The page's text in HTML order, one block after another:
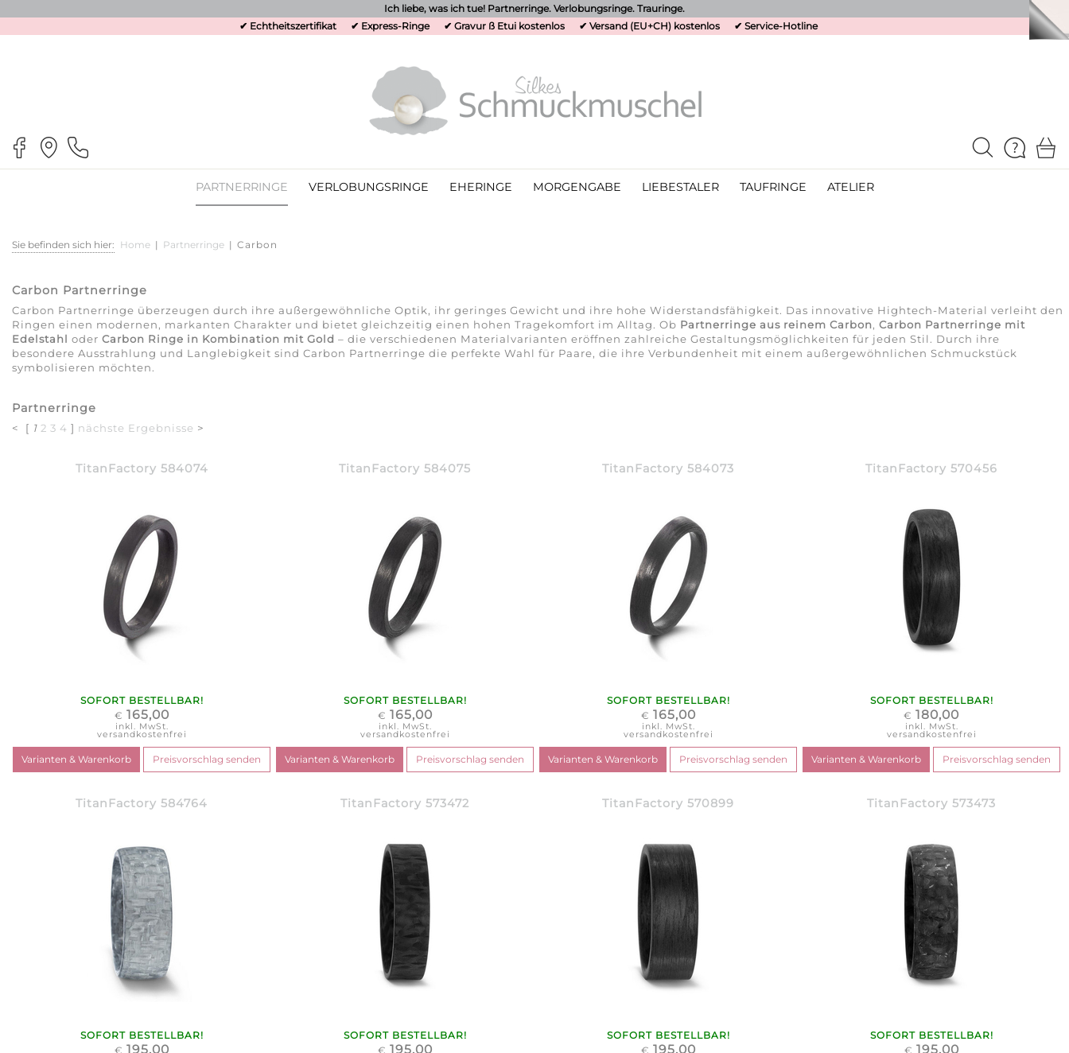
Ich liebe, was ich tue! Partnerringe. Verlobungsringe. Trauringe.
✔ Echtheitszertifikat
✔ Express-Ringe ✔ Gravur ß Etui kostenlos ✔ Versand (EU+CH) kostenlos ✔ Service-Hotline
PARTNERRINGE VERLOBUNGSRINGE EHERINGE MORGENGABE LIEBESTALER TAUFRINGE ATELIER
Sie befinden sich hier: Home | Partnerringe | Carbon
Carbon Partnerringe
Carbon Partnerringe überzeugen durch ihre außergewöhnliche Optik, ihr geringes Gewicht und ihre hohe Widerstandsfähigkeit. Das innovative Hightech-Material verleiht den
Ringen einen modernen, markanten Charakter und bietet gleichzeitig einen hohen Tragekomfort im Alltag. Ob Partnerringe aus reinem Carbon, Carbon Partnerringe mit
Edelstahl oder Carbon Ringe in Kombination mit Gold – die verschiedenen Materialvarianten eröffnen zahlreiche Gestaltungsmöglichkeiten für jeden Stil. Durch ihre
besondere Ausstrahlung und Langlebigkeit sind Carbon Partnerringe die perfekte Wahl für Paare, die ihre Verbundenheit mit einem außergewöhnlichen Schmuckstück
symbolisieren möchten.
Partnerringe
< [ 1 2 3 4 ] nächste Ergebnisse >
TitanFactory 584074
SOFORT BESTELLBAR!
€ 165,00
inkl. MwSt.
versandkostenfrei
TitanFactory 584075
SOFORT BESTELLBAR!
€ 165,00
inkl. MwSt.
versandkostenfrei
TitanFactory 584073
SOFORT BESTELLBAR!
€ 165,00
inkl. MwSt.
versandkostenfrei
TitanFactory 570456
SOFORT BESTELLBAR!
€ 180,00
inkl. MwSt.
versandkostenfrei
TitanFactory 584764
SOFORT BESTELLBAR!
€ 195,00
TitanFactory 573472
SOFORT BESTELLBAR!
€ 195,00
TitanFactory 570899
SOFORT BESTELLBAR!
€ 195,00
TitanFactory 573473
SOFORT BESTELLBAR!
€ 195,00